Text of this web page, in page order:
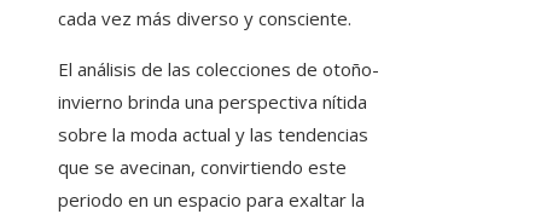
cada vez más diverso y consciente.
El análisis de las colecciones de otoño-
invierno brinda una perspectiva nítida
sobre la moda actual y las tendencias
que se avecinan, convirtiendo este
periodo en un espacio para exaltar la